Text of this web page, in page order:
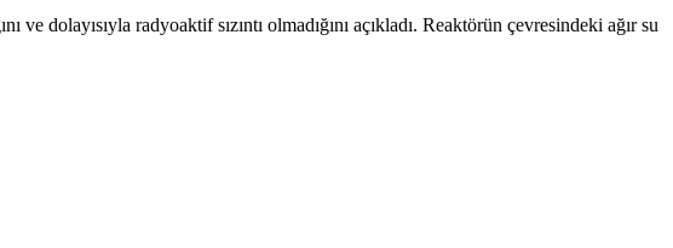
dolayısıyla radyoaktif sızıntı olmadığını açıkladı. Reaktörün çevresindeki ağır su